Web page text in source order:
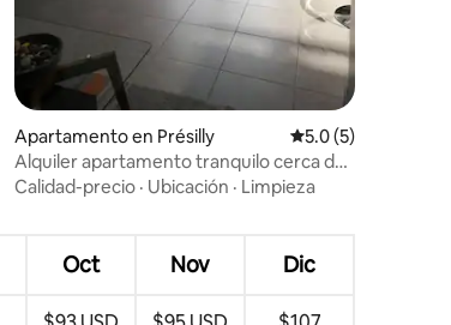
promedio: 5.0 de 5, 8 reseñas
Apartamento en Présilly Calificación
5.0 (5)
Alquiler apartamento tranquilo cerca de
Ginebra 15 min
Calidad-precio · Ubicación · Limpieza
Oct Nov Dic